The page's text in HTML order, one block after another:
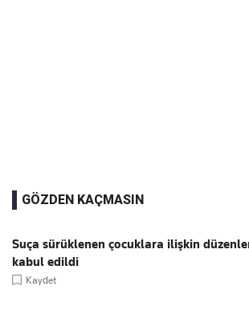
GÖZDEN KAÇMASIN
Suça sürüklenen çocuklara ilişkin
kabul edildi
Kaydet